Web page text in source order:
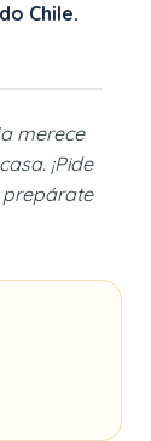
Chile.
merece
¡Pide
prepárate